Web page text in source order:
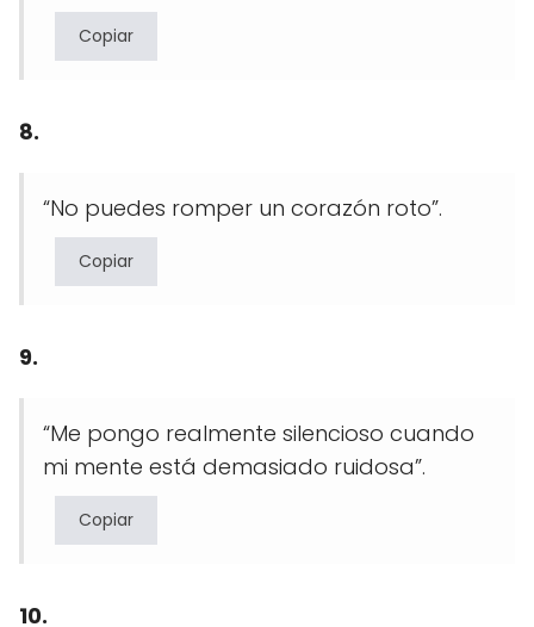
Copiar
8.
“No puedes romper un corazón roto”.
Copiar
9.
“Me pongo realmente silencioso cuando
mi mente está demasiado ruidosa”.
Copiar
10.